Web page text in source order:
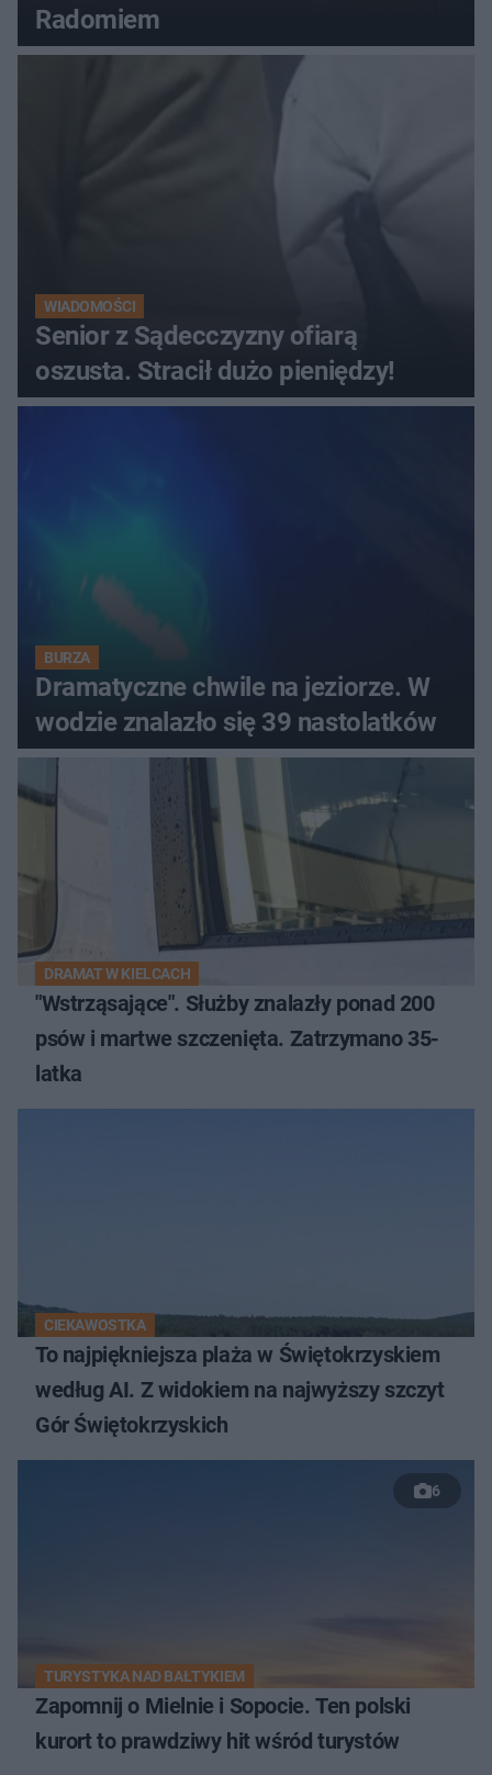
Radomiem
WIADOMOŚCI
Senior z Sądecczyzny ofiarą
oszusta. Stracił dużo pieniędzy!
BURZA
Dramatyczne chwile na jeziorze. W
wodzie znalazło się 39 nastolatków
DRAMAT W KIELCACH
"Wstrząsające". Służby znalazły ponad 200
psów i martwe szczenięta. Zatrzymano 35-
latka
CIEKAWOSTKA
To najpiękniejsza plaża w Świętokrzyskiem
według AI. Z widokiem na najwyższy szczyt
Gór Świętokrzyskich
6
TURYSTYKA NAD BAŁTYKIEM
Zapomnij o Mielnie i Sopocie. Ten polski
kurort to prawdziwy hit wśród turystów